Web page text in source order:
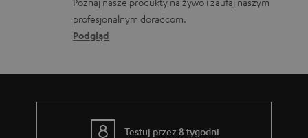
r
a
i
d
o
y
c
n
t
a
o
profesjonalnym doradcom.
Podgląd
Testuj przez 8 tygodni